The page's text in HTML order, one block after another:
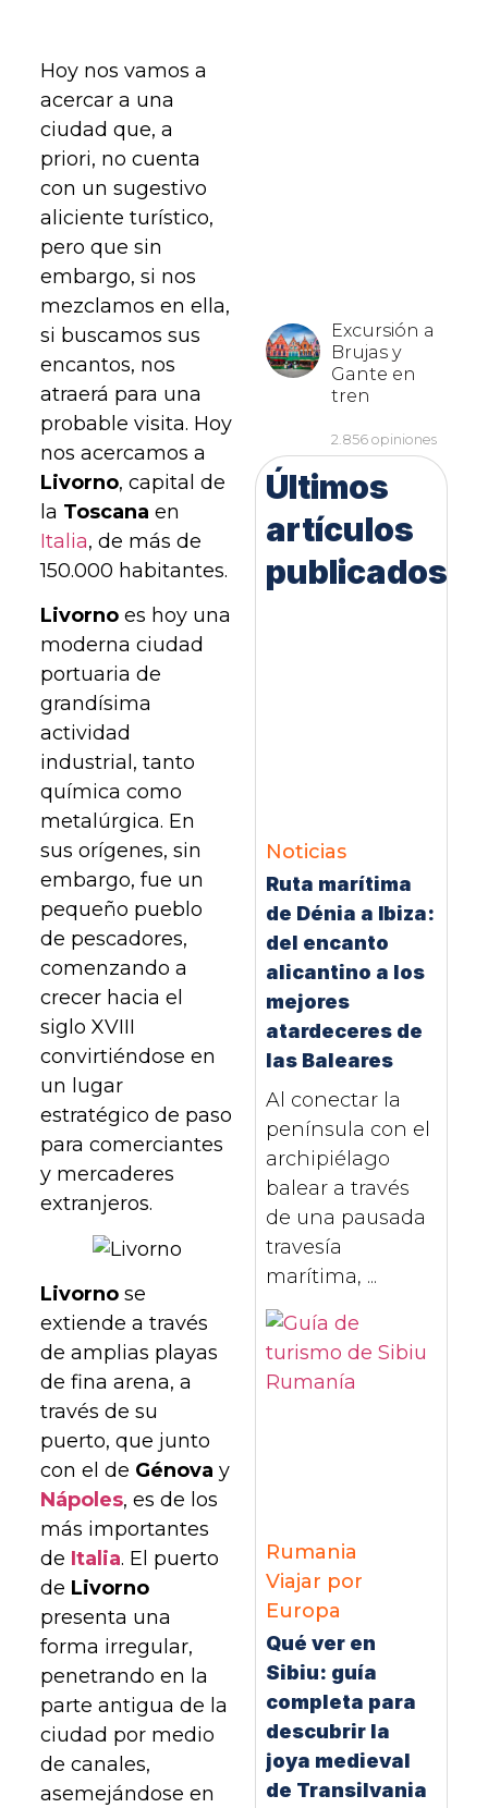
Hoy nos vamos a
acercar a una
ciudad que, a
priori, no cuenta
con un sugestivo
aliciente turístico,
pero que sin
embargo, si nos
mezclamos en ella,
si buscamos sus
encantos, nos
atraerá para una
probable visita. Hoy
nos acercamos a
Livorno, capital de
la Toscana en
Italia, de más de
150.000 habitantes.
Livorno es hoy una
moderna ciudad
portuaria de
grandísima
actividad
industrial, tanto
química como
metalúrgica. En
sus orígenes, sin
embargo, fue un
pequeño pueblo
de pescadores,
comenzando a
crecer hacia el
siglo XVIII
convirtiéndose en
un lugar
estratégico de paso
para comerciantes
y mercaderes
extranjeros.
Livorno se
extiende a través
de amplias playas
de fina arena, a
través de su
puerto, que junto
con el de Génova y
Nápoles, es de los
más importantes
de Italia. El puerto
de Livorno
presenta una
forma irregular,
penetrando en la
parte antigua de la
ciudad por medio
de canales,
asemejándose en
Últimos
artículos
publicados
Noticias
Ruta marítima
de Dénia a Ibiza:
del encanto
alicantino a los
mejores
atardeceres de
las Baleares
Al conectar la
península con el
archipiélago
balear a través
de una pausada
travesía
marítima, ...
Rumania
Viajar por
Europa
Qué ver en
Sibiu: guía
completa para
descubrir la
joya medieval
de Transilvania